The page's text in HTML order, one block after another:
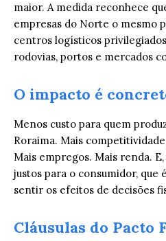
maior. A medida reconhece
empresas do Norte o mesmo
centros logísticos
rodovias, portos e mercados
O impacto é
Menos custo para quem
Roraima. Mais
Mais empregos. Mais renda.
justos para o consumidor, que
sentir os efeitos de decisões
Cláusulas do Pacto